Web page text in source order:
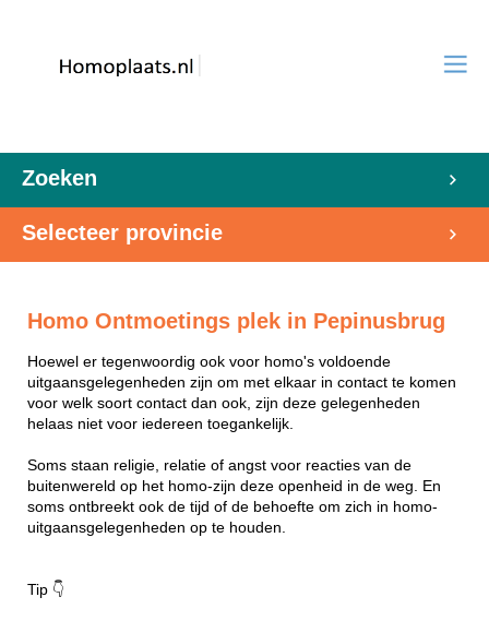
Zoeken
Selecteer provincie
Homo Ontmoetings plek in Pepinusbrug
Hoewel er tegenwoordig ook voor homo's voldoende
uitgaansgelegenheden zijn om met elkaar in contact te komen
voor welk soort contact dan ook, zijn deze gelegenheden
helaas niet voor iedereen toegankelijk.
Soms staan religie, relatie of angst voor reacties van de
buitenwereld op het homo-zijn deze openheid in de weg. En
soms ontbreekt ook de tijd of de behoefte om zich in homo-
uitgaansgelegenheden op te houden.
Tip 👇